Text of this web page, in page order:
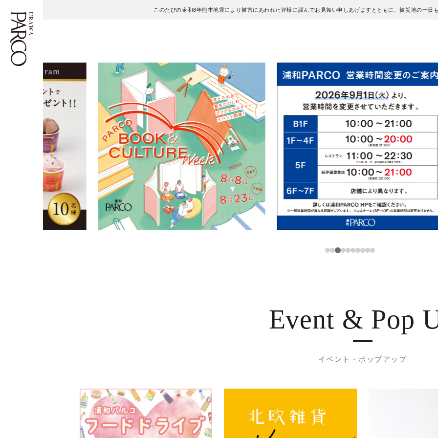
このたびの令和8年熊本地震により被害にあわれた皆様に謹んでお見舞い申しあげますとともに、被災地の一日
フロアガイド
施設案内・アクセス
イベント・ポップアップ
ニュース
レストラン・カフェ
TAX FREE
PARCOメンバーズ
ENGLISH
繁体字
簡体字
한국어
ภาษาไทย
日本語
12345678910
Event & Pop
イベント・ポップアップ